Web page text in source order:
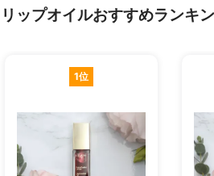
リップオイルおすすめランキ
1位